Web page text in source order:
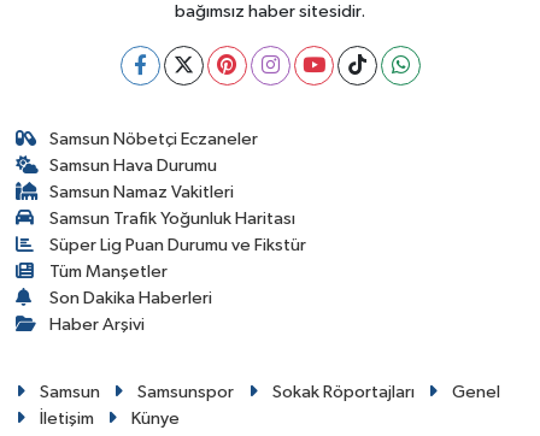
bağımsız haber sitesidir.
Samsun Nöbetçi Eczaneler
Samsun Hava Durumu
Samsun Namaz Vakitleri
Samsun Trafik Yoğunluk Haritası
Süper Lig Puan Durumu ve Fikstür
Tüm Manşetler
Son Dakika Haberleri
Haber Arşivi
Samsun Samsunspor Sokak Röportajları
Genel
İletişim
Künye